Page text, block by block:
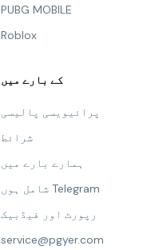
PUBG MOBILE
Roblox
کے بارے میں
پرائیویسی پالیسی
شرائط
ہمارے بارے میں
شامل ہوں Telegram
رپورٹ اور فیڈبیک
service@pgyer.com